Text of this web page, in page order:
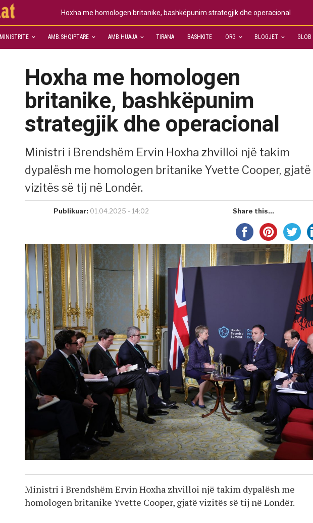
Hoxha me homologen britanike, bashkëpunim strategjik dhe operacional
MINISTRITE AMB.SHQIPTARE AMB.HUAJA TIRANA BASHKITE ORG BLOGJET GLOB
Hoxha me homologen
britanike, bashkëpunim
strategjik dhe operacional
Ministri i Brendshëm Ervin Hoxha zhvilloi një takim
dypalësh me homologen britanike Yvette Cooper, gjatë
vizitës së tij në Londër.
Publikuar: 01.04.2025 - 14:02 Share this...
Ministri i Brendshëm Ervin Hoxha zhvilloi një takim dypalësh me
homologen britanike Yvette Cooper, gjatë vizitës së tij në Londër.